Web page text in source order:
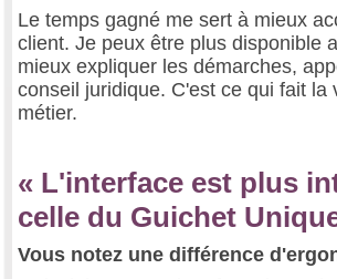
Le temps gagné me sert à mieux
client. Je peux être plus disponible
mieux expliquer les démarches,
conseil juridique. C'est ce qui fait la
métier.
« L'interface est plus
celle du Guichet
Vous notez une différence